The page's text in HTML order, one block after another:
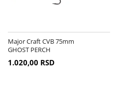
Major Craft CVB 75mm
GHOST PERCH
1.020,00 RSD